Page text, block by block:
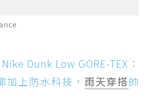
Dunk Low GORE-TEX：
加上防水科技， 雨天穿搭帥